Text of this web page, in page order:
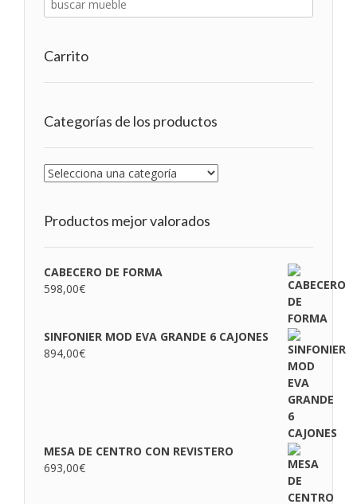
Carrito
Categorías de los productos
Productos mejor valorados
CABECERO DE FORMA
598,00€
SINFONIER MOD EVA GRANDE 6 CAJONES
894,00€
MESA DE CENTRO CON REVISTERO
693,00€